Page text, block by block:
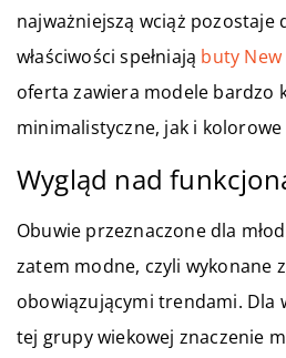
najważniejszą wciąż pozostaje
właściwości spełniają buty New
oferta zawiera modele bardzo
minimalistyczne, jak i
Wygląd nad
Obuwie przeznaczone dla
zatem modne, czyli wykonane
obowiązującymi trendami. Dla
tej grupy wiekowej znaczenie